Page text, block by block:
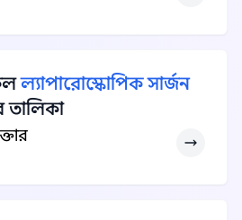
ল্যাপারোস্কোপিক সার্জন
তালিকা